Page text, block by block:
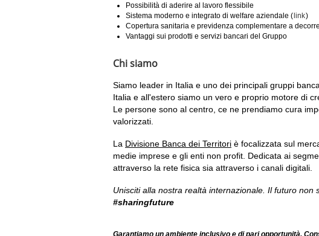
Possibilità di aderire al lavoro flessibile
Sistema moderno e integrato di welfare aziendale (link)
Copertura sanitaria e previdenza complementare a
Vantaggi sui prodotti e servizi bancari del Gruppo
Chi siamo
Siamo leader in Italia e uno dei principali gruppi
Italia e all'estero siamo un vero e proprio motore di
Le persone sono al centro, ce ne prendiamo cura
valorizzati.
La Divisione Banca dei Territori è focalizzata sul
medie imprese e gli enti non profit. Dedicata ai
attraverso la rete fisica sia attraverso i canali digitali.
Unisciti alla nostra realtà internazionale. Il futuro non
#sharingfuture
Garantiamo un ambiente inclusivo e di pari opportunità.